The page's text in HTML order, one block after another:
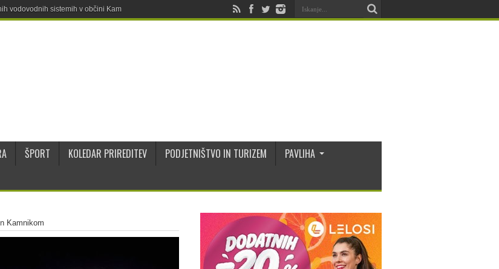
vodovodnih sistemih v občini Kamnik
ŠPORT KOLEDAR PRIREDITEV PODJETNIŠTVO IN TURIZEM
PAVLIHA
Kamnikom